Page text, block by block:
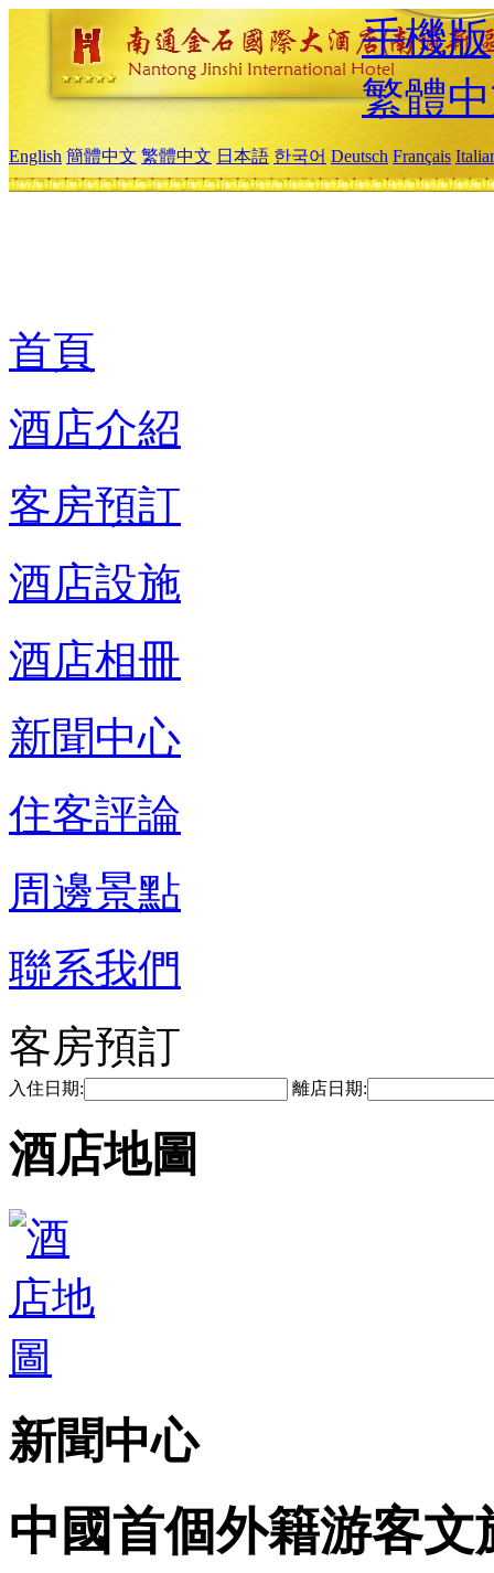
手機版
繁體
English 簡體中文 繁體中文 日本語 한국어 Deutsch Français
首頁
酒店介紹
客房預訂
酒店設施
酒店相冊
新聞中心
住客評論
周邊景點
聯系我們
客房預訂
入住日期: 離店日期:
酒店地圖
新聞中心
中國首個外籍游客